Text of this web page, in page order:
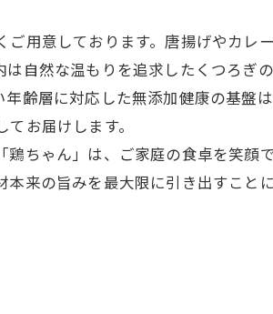
用意しております。唐揚げやカレ
自然な温もりを追求したくつろぎ
齢層に対応した無添加健康の基盤
お届けします。
ちゃん」は、ご家庭の食卓を笑顔
来の旨みを最大限に引き出すこと